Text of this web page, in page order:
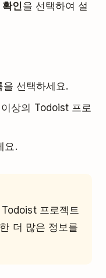
인을 선택하여 설
을 선택하세요.
상의 Todoist 프로
요.
Todoist 프로젝트
더 많은 정보를